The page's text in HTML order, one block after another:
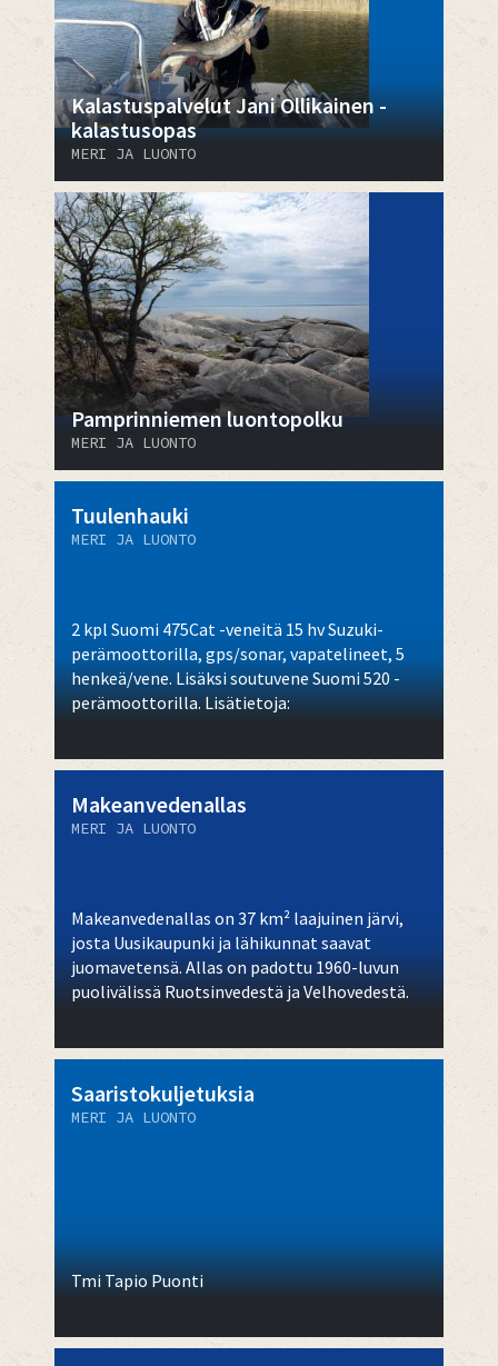
Kalastuspalvelut Jani Ollikainen -
kalastusopas
MERI JA LUONTO
Pamprinniemen luontopolku
MERI JA LUONTO
Tuulenhauki
MERI JA LUONTO
2 kpl Suomi 475Cat -veneitä 15 hv Suzuki-
perämoottorilla, gps/sonar, vapatelineet, 5
henkeä/vene. Lisäksi soutuvene Suomi 520 -
perämoottorilla. Lisätietoja:
Makeanvedenallas
MERI JA LUONTO
Makeanvedenallas on 37 km² laajuinen järvi,
josta Uusikaupunki ja lähikunnat saavat
juomavetensä. Allas on padottu 1960-luvun
puolivälissä Ruotsinvedestä ja Velhovedestä.
Saaristokuljetuksia
MERI JA LUONTO
Tmi Tapio Puonti